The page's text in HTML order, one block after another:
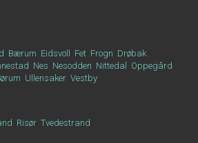
Bærum Eidsvoll Fet Frogn Drøbak
Nes Nesodden Nittedal
Oppegård
Ullensaker Vestby
Risør Tvedestrand